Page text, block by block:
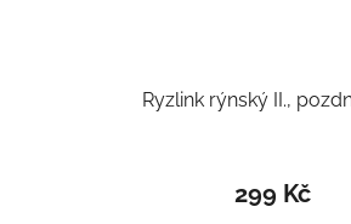
Ryzlink rýnský II.,
299 Kč